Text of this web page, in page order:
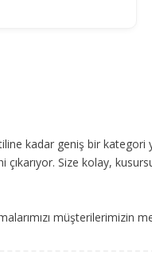
kadar geniş bir kategori
Size kolay,
müşterilerimizin